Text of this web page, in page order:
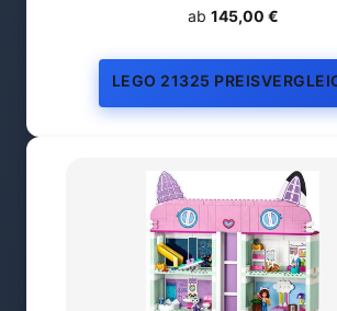
ab 145,00 €
LEGO 21325